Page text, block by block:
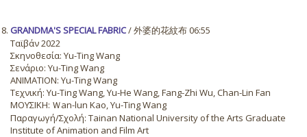
GRANDMA'S SPECIAL FABRIC/ 外婆的花紋布 06:55
Ταϊβάν 2022
Σκηνοθεσία: Yu-Ting Wang
Σενάριο: Yu-Ting Wang
ANIMATION: Yu-Ting Wang
Τεχνική: Yu-Ting Wang, Yu-He Wang, Fang-Zhi Wu, Chan-Lin Fan
ΜΟΥΣΙΚΗ: Ｗan-lun Kao, Yu-Ting Wang
Παραγωγή/Σχολή: Tainan National University of the Arts Graduate
Institute of Animation and Film Art